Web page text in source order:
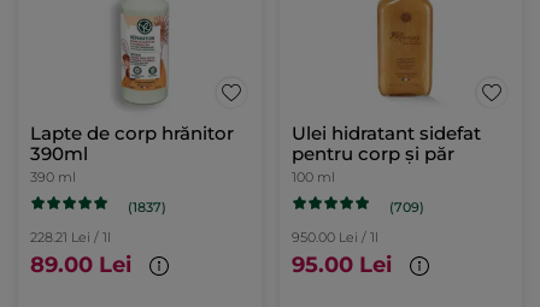
Lapte de corp hrănitor
390ml
390 ml
(1837)
228.21 Lei / 1l
89.00 Lei
Ulei hidratant sidefat
pentru corp și păr
100 ml
(709)
950.00 Lei / 1l
95.00 Lei